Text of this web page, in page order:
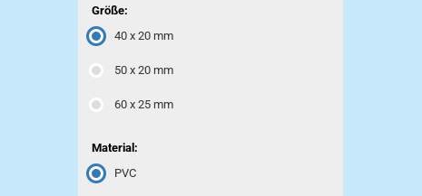
Größe:
40 x 20 mm
50 x 20 mm
60 x 25 mm
Material:
PVC